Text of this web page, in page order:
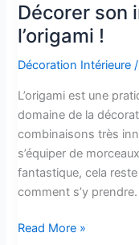
Décorer son
l’origami !
Décoration Intérieure
L’origami est une
domaine de la
combinaisons très
s’équiper de
fantastique, cela
comment s’y
Décorer
Read More »